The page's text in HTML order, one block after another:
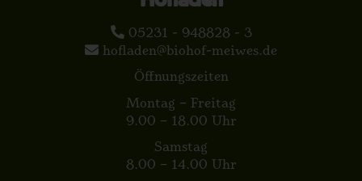
05231 - 948828 - 3
hofladen@biohof-meiwes.de
Öffnungszeiten
Montag – Freitag
9.00 – 18.00 Uhr
Samstag
8.00 – 14.00 Uhr